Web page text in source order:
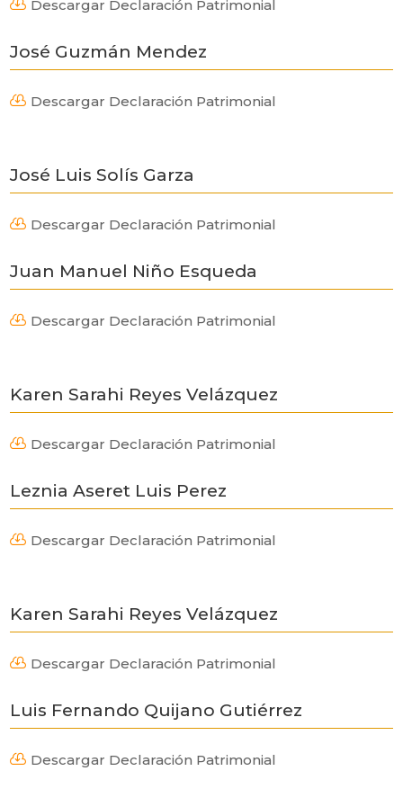
 Descargar Declaración Patrimonial
José Guzmán Mendez
 Descargar Declaración Patrimonial
José Luis Solís Garza
 Descargar Declaración Patrimonial
Juan Manuel Niño Esqueda
 Descargar Declaración Patrimonial
Karen Sarahi Reyes Velázquez
 Descargar Declaración Patrimonial
Leznia Aseret Luis Perez
 Descargar Declaración Patrimonial
Karen Sarahi Reyes Velázquez
 Descargar Declaración Patrimonial
Luis Fernando Quijano Gutiérrez
 Descargar Declaración Patrimonial